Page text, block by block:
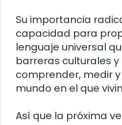
Su importancia
capacidad para
lenguaje universal
barreras culturales
comprender, medir
mundo en el que
Así que la próxima